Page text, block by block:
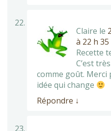
Claire le
à 22 h
Recette
C’est
comme goût. Merci
idée qui change
Répondre ↓